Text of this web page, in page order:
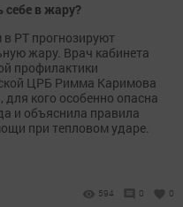
себе в жару?
РТ прогнозируют
жару. Врач кабинета
профилактики
ЦРБ Римма Каримова
для кого особенно опасна
и объяснила правила
при тепловом ударе.
594 0 0